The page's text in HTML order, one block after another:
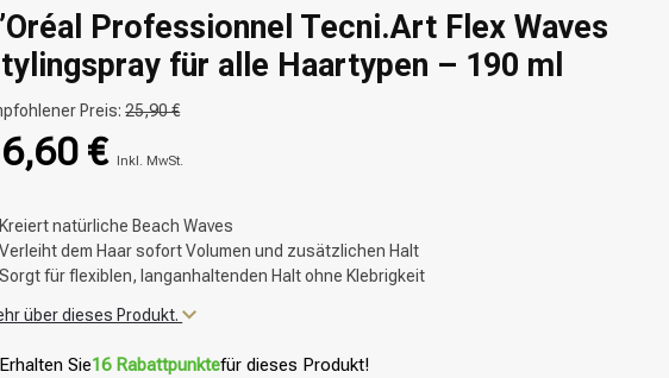
Professionnel Tecni.Art Flex Waves
für alle Haartypen – 190 ml
Preis:25,90 €
€ Inkl. MwSt.
Kreiert natürliche Beach Waves
Verleiht dem Haar sofort Volumen und zusätzlichen Halt
Sorgt für flexiblen, langanhaltenden Halt ohne Klebrigkeit
über dieses Produkt.
Erhalten Sie16 Rabattpunktefür dieses Produkt!